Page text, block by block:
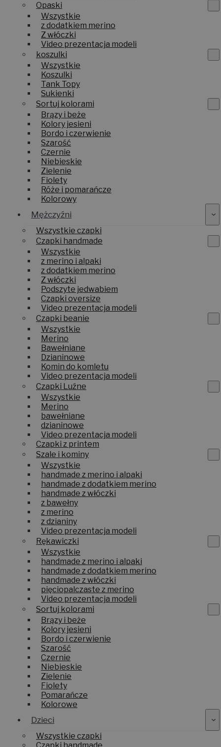
Opaski
Wszystkie
z dodatkiem merino
Z włóczki
Video prezentacja modeli
koszulki
Wszystkie
Koszulki
Tank Topy
Sukienki
Sortuj kolorami
Brązy i beże
Kolory jesieni
Bordo i czerwienie
Szarość
Czernie
Niebieskie
Zielenie
Fiolety
Róże i pomarańcze
Kolorowy
Mężczyźni
Wszystkie czapki
Czapki handmade
Wszystkie
z merino i alpaki
z dodatkiem merino
Z włóczki
Podszyte jedwabiem
Czapki oversize
Video prezentacja modeli
Czapki beanie
Wszystkie
Merino
Bawełniane
Dzianinowe
Komin do komletu
Video prezentacja modeli
Czapki Luźne
Wszystkie
Merino
bawełniane
dzianinowe
Video prezentacja modeli
Czapki z printem
Szale i kominy
Wszystkie
handmade z merino i alpaki
handmade z dodatkiem merino
handmade z włóczki
z bawełny
z merino
z dzianiny
Video prezentacja modeli
Rękawiczki
Wszystkie
handmade z merino i alpaki
handmade z dodatkiem merino
handmade z włóczki
pięciopalczaste z merino
Video prezentacja modeli
Sortuj kolorami
Brązy i beże
Kolory jesieni
Bordo i czerwienie
Szarość
Czernie
Niebieskie
Zielenie
Fiolety
Pomarańcze
Kolorowe
Dzieci
Wszystkie czapki